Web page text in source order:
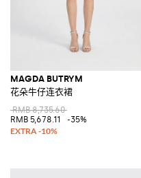
MAGDA BUTRYM
花朵牛仔连衣裙
RMB 8,735.60
RMB 5,678.11
-35%